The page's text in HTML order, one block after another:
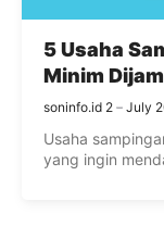
5 Usaha
Minim
soninfo.id 2 July
Usaha
yang ingin